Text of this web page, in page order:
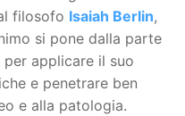
filosofo Isaiah Berlin,
si pone dalla parte
per applicare il suo
e penetrare ben
e alla patologia.